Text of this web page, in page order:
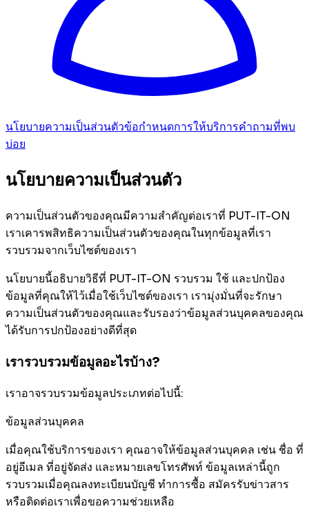
นโยบายความเป็นส่วนตัวข้อกำหนดการให้บริการคำถามที่พบ
บ่อย
นโยบายความเป็นส่วนตัว
ความเป็นส่วนตัวของคุณมีความสำคัญต่อเราที่ PUT-IT-ON
เราเคารพสิทธิความเป็นส่วนตัวของคุณในทุกข้อมูลที่เรา
รวบรวมจากเว็บไซต์ของเรา
นโยบายนี้อธิบายวิธีที่ PUT-IT-ON รวบรวม ใช้ และปกป้อง
ข้อมูลที่คุณให้ไว้เมื่อใช้เว็บไซต์ของเรา เรามุ่งมั่นที่จะรักษา
ความเป็นส่วนตัวของคุณและรับรองว่าข้อมูลส่วนบุคคลของคุณ
ได้รับการปกป้องอย่างดีที่สุด
เรารวบรวมข้อมูลอะไรบ้าง?
เราอาจรวบรวมข้อมูลประเภทต่อไปนี้:
ข้อมูลส่วนบุคคล
เมื่อคุณใช้บริการของเรา คุณอาจให้ข้อมูลส่วนบุคคล เช่น ชื่อ ที่
อยู่อีเมล ที่อยู่จัดส่ง และหมายเลขโทรศัพท์ ข้อมูลเหล่านี้ถูก
รวบรวมเมื่อคุณลงทะเบียนบัญชี ทำการซื้อ สมัครรับข่าวสาร
หรือติดต่อเราเพื่อขอความช่วยเหลือ